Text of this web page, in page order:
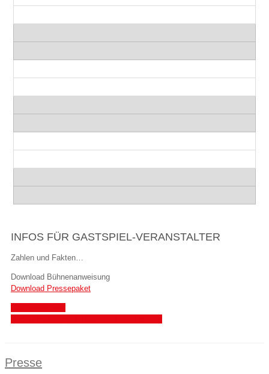
INFOS FÜR GASTSPIEL-VERANSTALTER
Zahlen und Fakten…
Download Bühnenanweisung
Download Pressepaket
Presse